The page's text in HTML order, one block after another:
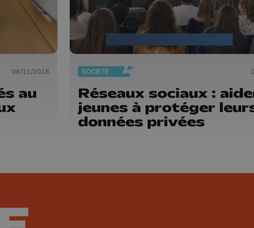
06/11/2018
au
SOCIÉTÉ
Réseaux sociaux :
jeunes à protéger
données privées